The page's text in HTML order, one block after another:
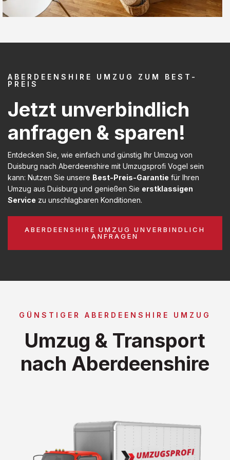
ABERDEENSHIRE UMZUG ZUM BEST-
PREIS
Jetzt unverbindlich
anfragen & sparen!
Entdecken Sie, wie einfach und günstig Ihr Umzug von
Duisburg nach Aberdeenshire mit Umzugsprofi Vogel sein
kann: Nutzen Sie unsere Best-Preis-Garantie für Ihren
Umzug aus Duisburg und genießen Sie erstklassigen
Service zu unschlagbaren Konditionen.
ABERDEENSHIRE UMZUG UNVERBINDLICH
ANFRAGEN
GÜNSTIGER ABERDEENSHIRE UMZUG
Umzug & Transport
nach Aberdeenshire